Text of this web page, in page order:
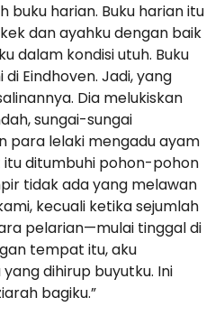
buku harian. Buku harian itu
dan ayahku dengan baik
dalam kondisi utuh. Buku
Eindhoven. Jadi, yang
Dia melukiskan
sungai-sungai
para lelaki mengadu ayam
itu ditumbuhi pohon-pohon
tidak ada yang melawan
kecuali ketika sejumlah
pelarian—mulai tinggal di
tempat itu, aku
dihirup buyutku. Ini
bagiku.”